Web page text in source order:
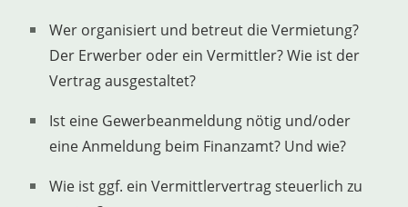
Wer organisiert und betreut die Vermietung?
Der Erwerber oder ein Vermittler? Wie ist der
Vertrag ausgestaltet?
Ist eine Gewerbeanmeldung nötig und/oder
eine Anmeldung beim Finanzamt? Und wie?
Wie ist ggf. ein Vermittlervertrag steuerlich zu